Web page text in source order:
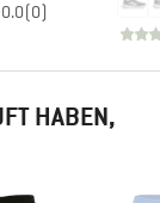
0.0(0)
HABEN,